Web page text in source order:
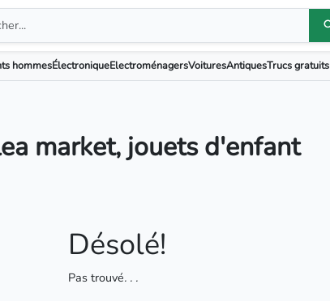
hommesÉlectroniqueElectroménagersVoituresAntiquesTrucs gratuits
market, jouets d'enfant
Désolé!
Pas trouvé. . .